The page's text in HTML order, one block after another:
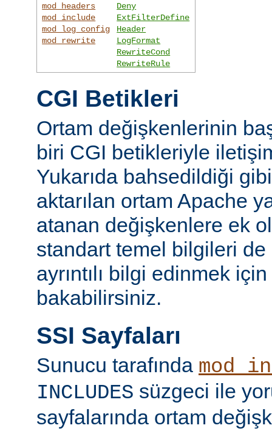
mod_headers
mod_include
mod_log_config
mod_rewrite
Deny
ExtFilterDefine
Header
LogFormat
RewriteCond
RewriteRule
CGI Betikleri
Ortam değişkenlerinin
biri CGI betikleriyle
Yukarıda bahsedildiği
aktarılan ortam Apache
atanan değişkenlere ek
standart temel bilgileri
ayrıntılı bilgi edinmek için
bakabilirsiniz.
SSI Sayfaları
Sunucu tarafında
INCLUDES süzgeci ile
sayfalarında ortam